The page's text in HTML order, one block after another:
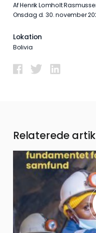
Af Henrik Lomholt
onsdag d. 30. november
Lokation
Bolivia
Relaterede